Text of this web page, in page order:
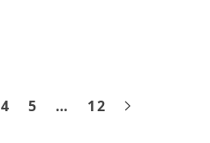
4 5 … 12